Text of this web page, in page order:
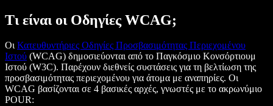
Τι είναι οι Οδηγίες WCAG;
ΟιΚατευθυντήριες Οδηγίες Προσβασιμότητας Περιεχομένου
Ιστού (WCAG) δημοσιεύονται από το Παγκόσμιο Κονσόρτιουμ
Ιστού (W3C). Παρέχουν διεθνείς συστάσεις για τη βελτίωση της
προσβασιμότητας περιεχομένου για άτομα με αναπηρίες. Οι
WCAG βασίζονται σε 4 βασικές αρχές, γνωστές με το ακρωνύμιο
POUR: